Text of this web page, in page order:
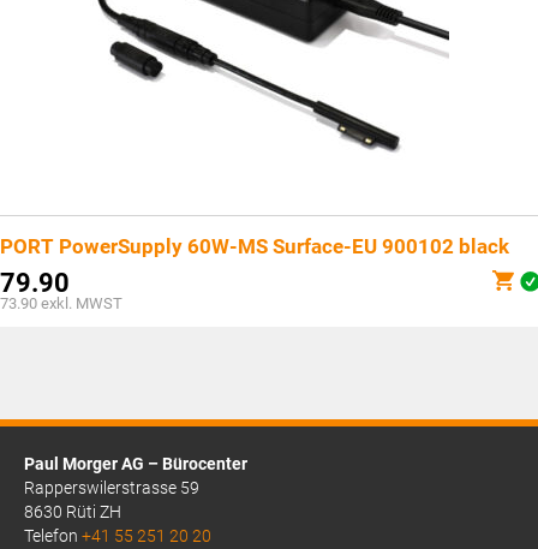
PORT PowerSupply 60W-MS Surface-EU 900102 black
79.90
73.90 exkl. MWST
Paul Morger AG – Bürocenter
Rapperswilerstrasse 59
8630 Rüti ZH
Telefon +41 55 251 20 20